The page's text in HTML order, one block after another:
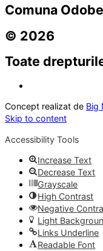
Comuna
© 2026
Toate
Concept realizat de Big
Skip to content
Accessibility Tools
Increase Text
Decrease Text
Grayscale
High Contrast
Negative
Light
Links Underline
Readable Font